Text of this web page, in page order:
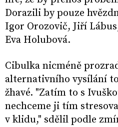
Dorazili by pouze
Igor Orozovič, Jiří
Eva Holubová.
Cibulka nicméně
alternativního vysílání
žhavé. "Zatím to s
nechceme ji tím
v klidu," sdělil podle